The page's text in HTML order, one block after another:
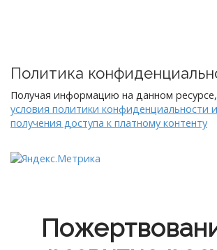
Политика
Получая информацию на данном
условия политики конфиденциальности
получения доступа к платному контенту